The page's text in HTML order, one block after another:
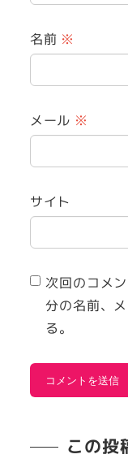
名前 ※
メール ※
サイト
次回のコメ
分の名前、
る。
この投